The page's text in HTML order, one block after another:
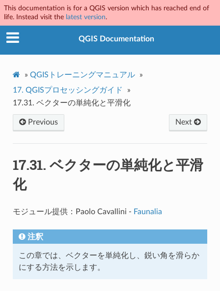
This documentation is for a QGIS version which has reached end of
life. Instead visit the latest version.
QGIS Documentation
» QGISトレーニングマニュアル
»
17. QGISプロセッシングガイド
»
17.31. ベクターの単純化と平滑化
Previous Next
17.31. ベクターの単純化と平滑
化
モジュール提供：Paolo Cavallini - Faunalia
注釈
この章では、ベクターを単純化し、鋭い角を滑らか
にする方法を示します。